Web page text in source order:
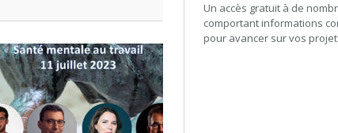
Un accès gratuit à de
comportant informations
pour avancer sur vos